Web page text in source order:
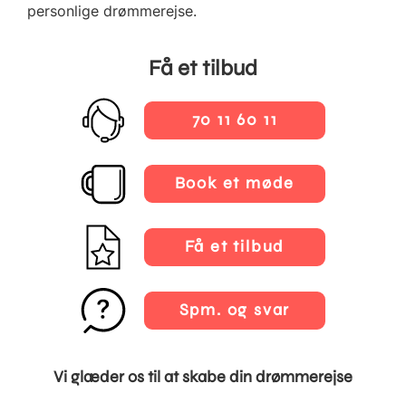
personlige drømmerejse.
Få et tilbud
70 11 60 11
Book et møde
Få et tilbud
Spm. og svar
Vi glæder os til at skabe din drømmerejse